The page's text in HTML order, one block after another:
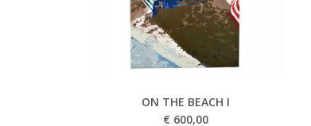
ON THE BEACH I
€ 600,00